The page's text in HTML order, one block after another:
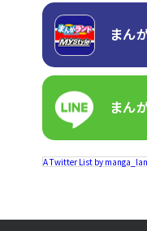
まん
まん
A Twitter List by